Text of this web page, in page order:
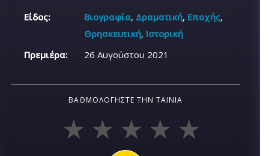
Είδος:
Βιογραφία, Δραματική, Εποχής,
Θρησκευτική, Ιστορική
Πρεμιέρα:
26 Αυγούστου 2021
ΒΑΘΜΟΛΟΓΉΣΤΕ ΤΗΝ ΤΑΙΝΊΑ